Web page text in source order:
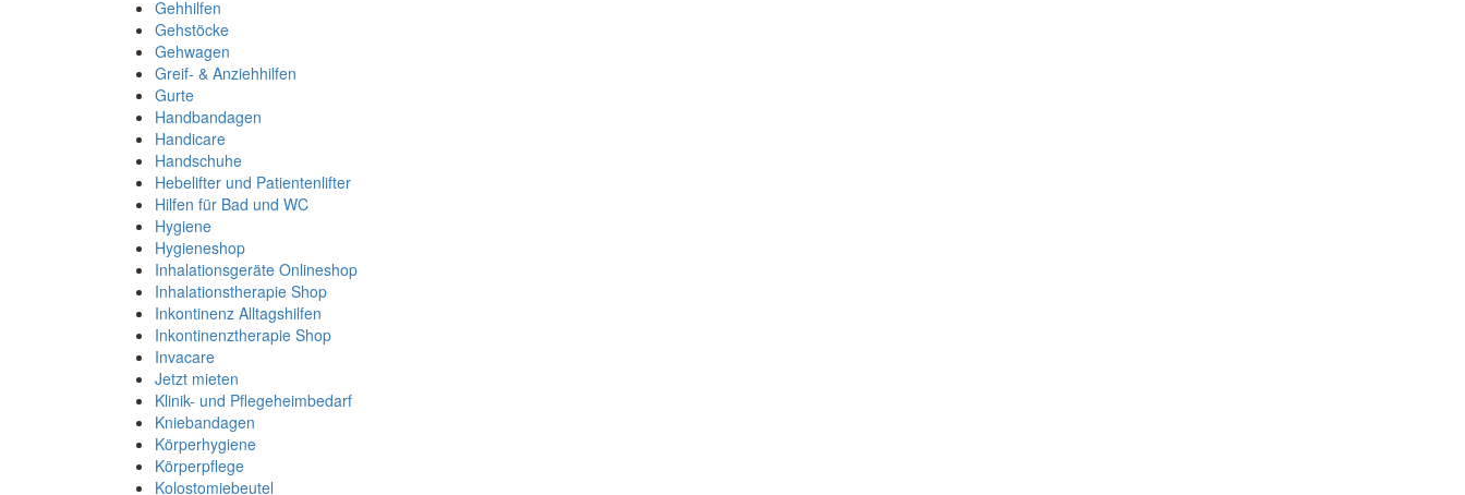
Gehhilfen
Gehstöcke
Gehwagen
Greif- & Anziehhilfen
Gurte
Handbandagen
Handicare
Handschuhe
Hebelifter und Patientenlifter
Hilfen für Bad und WC
Hygiene
Hygieneshop
Inhalationsgeräte Onlineshop
Inhalationstherapie Shop
Inkontinenz Alltagshilfen
Inkontinenztherapie Shop
Invacare
Jetzt mieten
Klinik- und Pflegeheimbedarf
Kniebandagen
Körperhygiene
Körperpflege
Kolostomiebeutel